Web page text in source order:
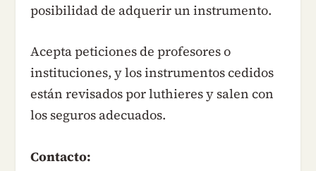
posibilidad de adquerir un instrumento.
Acepta peticiones de profesores o
instituciones, y los instrumentos cedidos
están revisados por luthieres y salen con
los seguros adecuados.
Contacto: